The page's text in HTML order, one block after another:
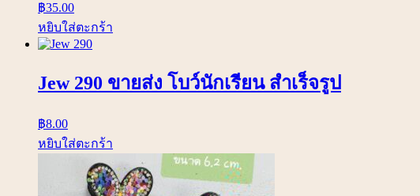
฿35.00
หยิบใส่ตะกร้า
Jew 290 ขายส่ง โบว์นักเรียน สำเร็จรูป
฿8.00
หยิบใส่ตะกร้า